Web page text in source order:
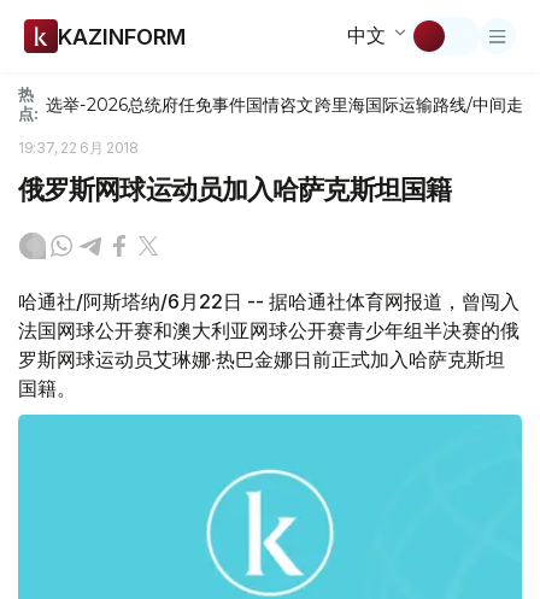
KAZINFORM 中文
热
点: 选举-2026总统府任免事件国情咨文跨里海国际运输路线/中间走廊
19:37, 22 6月 2018
俄罗斯网球运动员加入哈萨克斯坦国籍
哈通社/阿斯塔纳/6月22日 -- 据哈通社体育网报道，曾闯入
法国网球公开赛和澳大利亚网球公开赛青少年组半决赛的俄
罗斯网球运动员艾琳娜·热巴金娜日前正式加入哈萨克斯坦
国籍。